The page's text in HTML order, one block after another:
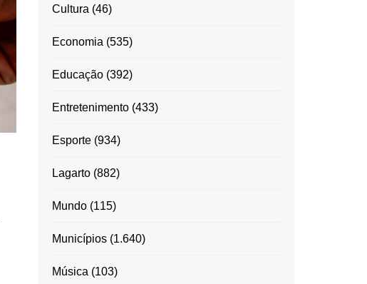
Cultura (46)
Economia (535)
Educação (392)
Entretenimento (433)
Esporte (934)
Lagarto (882)
Mundo (115)
Municípios (1.640)
Música (103)